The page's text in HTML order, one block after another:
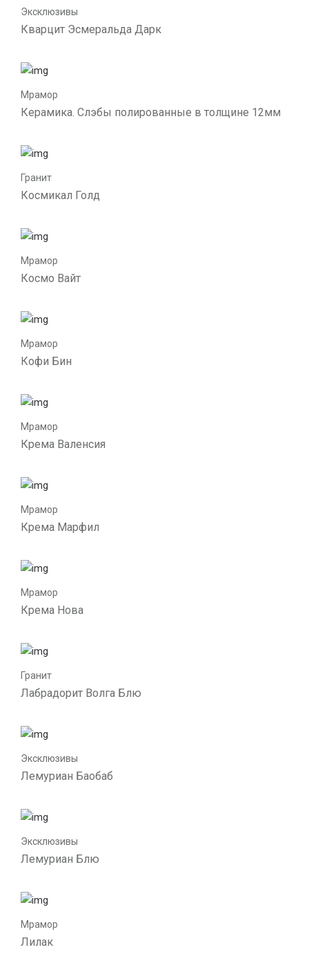
Эксклюзивы
Кварцит Эсмеральда Дарк
Мрамор
Керамика. Слэбы полированные в толщине 12мм
Гранит
Космикал Голд
Мрамор
Космо Вайт
Мрамор
Кофи Бин
Мрамор
Крема Валенсия
Мрамор
Крема Марфил
Мрамор
Крема Нова
Гранит
Лабрадорит Волга Блю
Эксклюзивы
Лемуриан Баобаб
Эксклюзивы
Лемуриан Блю
Мрамор
Лилак